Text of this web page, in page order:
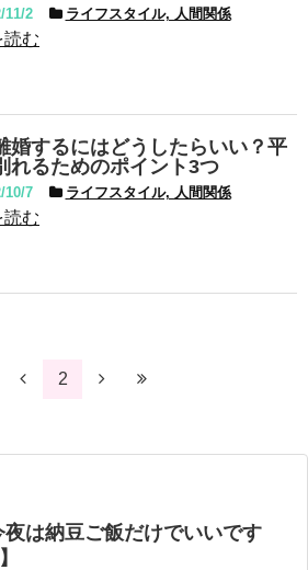
11/2 ライフスタイル, 人間関係
読む
婚するにはどうしたらいい？平
れるためのポイント3つ
10/7 ライフスタイル, 人間関係
読む
2
は納豆ご飯だけでいいです